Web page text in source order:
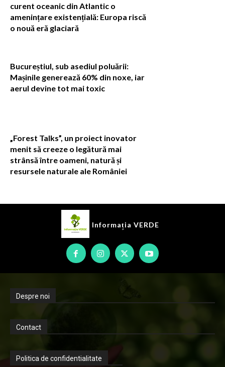
curent oceanic din Atlantic o
amenințare existențială: Europa riscă
o nouă eră glaciară
Bucureștiul, sub asediul poluării:
Mașinile generează 60% din noxe, iar
aerul devine tot mai toxic
„Forest Talks”, un proiect inovator
menit să creeze o legătură mai
strânsă între oameni, natură și
resursele naturale ale României
Informația VERDE
Despre noi
Contact
Politica de confidentialitate